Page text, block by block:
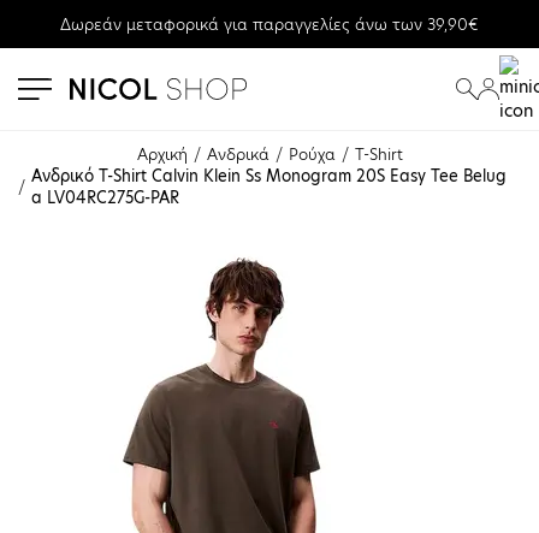
Δωρεάν μεταφορικά για παραγγελίες άνω των 39,90€
Αρχική Ανδρικά Ρούχα
T-Shirt
Ανδρικό T-Shirt Calvin Klein Ss Monogram 20S Easy Tee Belug
a LV04RC275G-PAR